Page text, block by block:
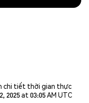
chi tiết thời gian thực
2025 at 03:05 AM UTC